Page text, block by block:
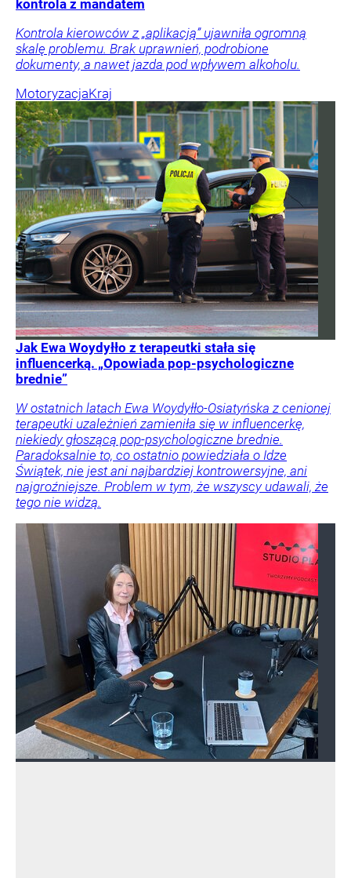
kontrola z mandatem
Kontrola kierowców z „aplikacją” ujawniła ogromną
skalę problemu. Brak uprawnień, podrobione
dokumenty, a nawet jazda pod wpływem alkoholu.
MotoryzacjaKraj
Jak Ewa Woydyłło z terapeutki stała się
influencerką. „Opowiada pop-psychologiczne
brednie”
W ostatnich latach Ewa Woydyłło-Osiatyńska z cenionej
terapeutki uzależnień zamieniła się w influencerkę,
niekiedy głoszącą pop-psychologiczne brednie.
Paradoksalnie to, co ostatnio powiedziała o Idze
Świątek, nie jest ani najbardziej kontrowersyjne, ani
najgroźniejsze. Problem w tym, że wszyscy udawali, że
tego nie widzą.